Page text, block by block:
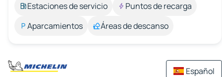
Estaciones de servicio
Puntos de recarga
Aparcamientos
Áreas de descanso
Español